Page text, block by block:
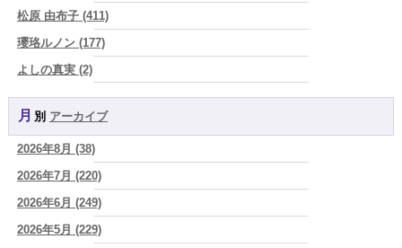
2026/08/06
「優しい人ほど幸せになる』なんて、誰が流した綺麗事？都合よく消
費される人だけが最後に泣く世界」 (芽百マミム)
2026/08/06
好きだけでは続かない。それでも離れられない人を愛と呼ぶほど、人
は自分を壊していく
2026/08/06
2026年8月6日 壬子 真冬の海のように、自分の道を切り拓く日
り)
2026/08/05
占いが教えてくれたのは、答えじゃなくて勇気だったお話
寿)
松原 由布子 (411)
瓔珞ルノン (177)
よしの真実 (2)
YOSHIKI (58)
よみ (39)
一之森 陽柑 (26)
椰奈空 (64)
ワカリミ (1)
神楽峰ヴィスカ (10)
月別 アーカイブ
2026年8月 (38)
2026年7月 (220)
2026年6月 (249)
2026年5月 (229)